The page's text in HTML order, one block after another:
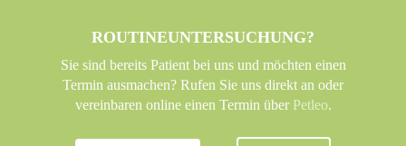
ROUTINEUNTERSUCHUNG?
Sie sind bereits Patient bei uns und möchten einen
Termin ausmachen? Rufen Sie uns direkt an oder
vereinbaren online einen Termin überPetleo.